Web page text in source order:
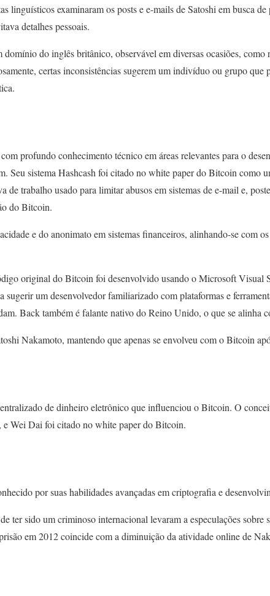
linguísticos examinaram os posts e e-mails de Satoshi em busca de
detalhes pessoais.
do inglês britânico, observável em diversas ocasiões, como
certas inconsistências sugerem um indivíduo ou grupo que
profundo conhecimento técnico em áreas relevantes para o
Seu sistema Hashcash foi citado no white paper do Bitcoin como
de trabalho usado para limitar abusos em sistemas de e-mail e,
do Bitcoin.
e do anonimato em sistemas financeiros, alinhando-se com
original do Bitcoin foi desenvolvido usando o Microsoft Visual
sugerir um desenvolvedor familiarizado com plataformas e
Back também é falante nativo do Reino Unido, o que se alinha
Nakamoto, mantendo que apenas se envolveu com o Bitcoin
de dinheiro eletrônico que influenciou o Bitcoin. O
Wei Dai foi citado no white paper do Bitcoin.
por suas habilidades avançadas em criptografia e
ter sido um criminoso internacional levaram a especulações sobre
em 2012 coincide com a diminuição da atividade online de